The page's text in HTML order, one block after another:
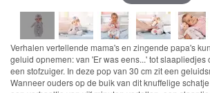
Accessoires
aanbiedingen
Knuffels
Verhalen vertellende mama's en zingende papa's
geluid opnemen: van 'Er was eens...' tot slaapliedjes
een stofzuiger. In deze pop van 30 cm zit een
Wanneer ouders op de buik van dit knuffelige